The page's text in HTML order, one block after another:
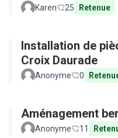
Karen 25 Retenue
Installation de
Croix Daurade
Anonyme 0
Aménagement
Anonyme 11